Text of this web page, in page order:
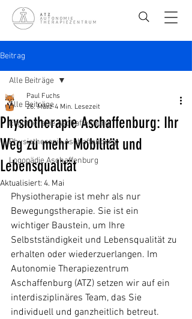
Beitrag
Alle Beiträge
Ergotherapie Aschaffenburg
Physiotherapie Aschaffenburg
Logopädie Aschaffenburg
Alle Beiträge
Physiotherapie Aschaffenburg: Ihr
Weg zu mehr Mobilität und
Lebensqualität
Paul Fuchs
26. März 4 Min. Lesezeit
Aktualisiert: 4. Mai
Physiotherapie ist mehr als nur
Bewegungstherapie. Sie ist ein
wichtiger Baustein, um Ihre
Selbstständigkeit und Lebensqualität zu
erhalten oder wiederzuerlangen. Im
Autonomie Therapiezentrum
Aschaffenburg (ATZ) setzen wir auf ein
interdisziplinäres Team, das Sie
individuell und ganzheitlich betreut.